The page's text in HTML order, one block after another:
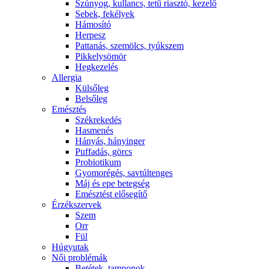
Szúnyog, kullancs, tetű riasztó, kezelő
Sebek, fekélyek
Hámosító
Herpesz
Pattanás, szemölcs, tyúkszem
Pikkelysömör
Hegkezelés
Allergia
Külsőleg
Belsőleg
Emésztés
Székrekedés
Hasmenés
Hányás, hányinger
Puffadás, görcs
Probiotikum
Gyomorégés, savtúltenges
Máj és epe betegség
Emésztést elősegítő
Érzékszervek
Szem
Orr
Fül
Húgyutak
Női problémák